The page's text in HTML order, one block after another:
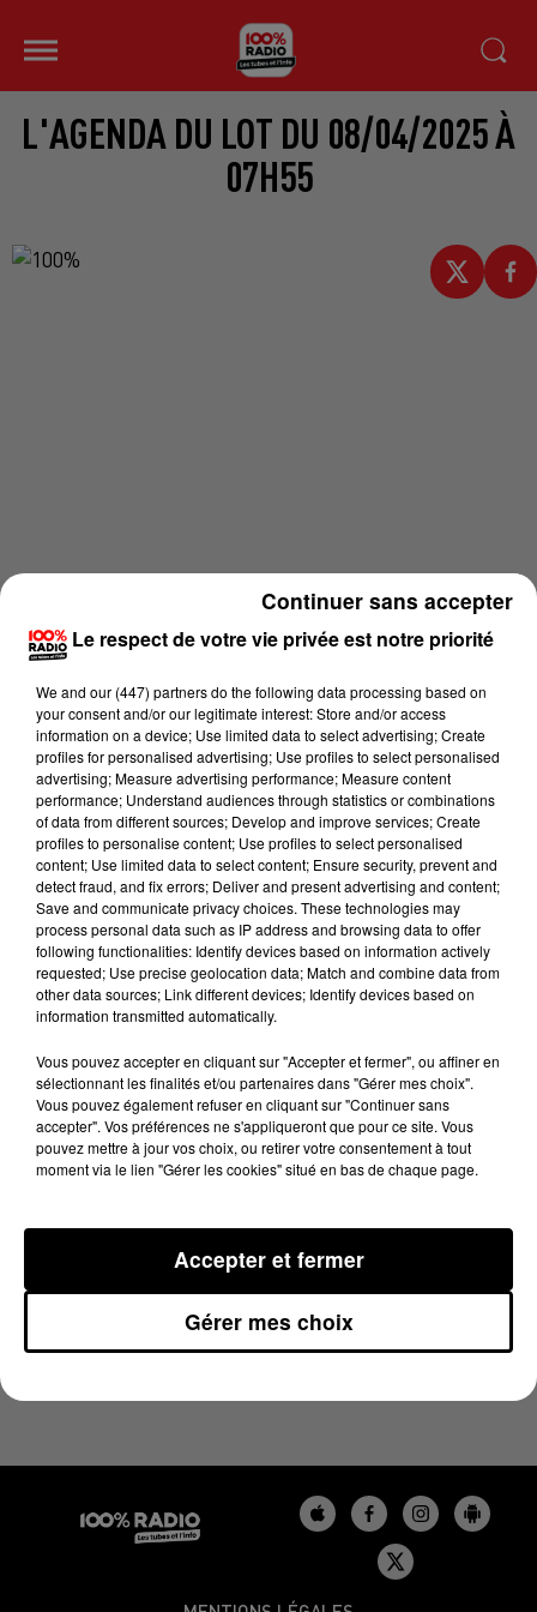
L'AGENDA DU LOT DU 08/04/2025 À
07H55
Lecture (1 min 13 sec)
100%
8 avril 2025 - 1 min 13 sec
L'AGENDA DU LOT DU 08/04/2025 À 07H55
Le respect de votre vie privée est notre priorité
We and our (447) partnersdo the following data processing based on
your consent and/or our legitimate interest: Store and/or access
information on a device; Use limited data to select advertising; Create
profiles for personalised advertising; Use profiles to select personalised
advertising; Measure advertising performance; Measure content
performance; Understand audiences through statistics or combinations
of data from different sources; Develop and improve services; Create
profiles to personalise content; Use profiles to select personalised
content; Use limited data to select content; Ensure security, prevent and
detect fraud, and fix errors; Deliver and present advertising and content;
Save and communicate privacy choices. These technologies may
process personal data such as IP address and browsing data to offer
following functionalities: Identify devices based on information actively
requested; Use precise geolocation data; Match and combine data from
other data sources; Link different devices; Identify devices based on
information transmitted automatically.
Vous pouvez accepter en cliquant sur "Accepter et fermer", ou affiner en
sélectionnant les finalités et/ou partenaires dans "Gérer mes choix".
Vous pouvez également refuser en cliquant sur "Continuer sans
accepter". Vos préférences ne s'appliqueront que pour ce site. Vous
pouvez mettre à jour vos choix, ou retirer votre consentement à tout
moment via le lien "Gérer les cookies" situé en bas de chaque page.
Gérer mes choix
Accepter et fermer
Continuer sans accepter